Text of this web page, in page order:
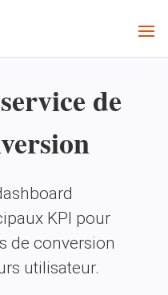
de
KPI pour
de conversion
utilisateur.